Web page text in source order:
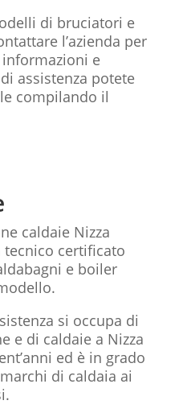
di bruciatori e
l’azienda per
e
assistenza potete
compilando il
caldaie Nizza
certificato
e boiler
si occupa di
e di caldaie a Nizza
ed è in grado
di caldaia ai